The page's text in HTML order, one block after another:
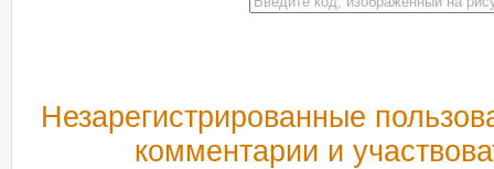
Незарегистрированные
комментарии и